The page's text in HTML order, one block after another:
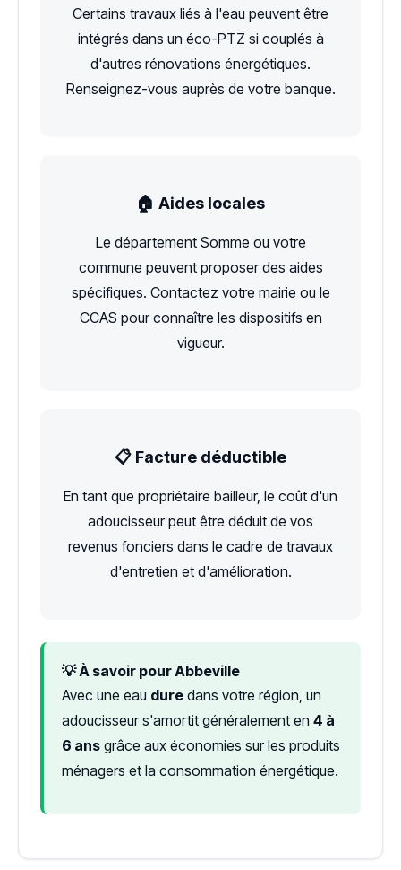
Certains travaux liés à l'eau peuvent être
intégrés dans un éco-PTZ si couplés à
d'autres rénovations énergétiques.
Renseignez-vous auprès de votre banque.
🏠 Aides locales
Le département Somme ou votre
commune peuvent proposer des aides
spécifiques. Contactez votre mairie ou le
CCAS pour connaître les dispositifs en
vigueur.
📋 Facture déductible
En tant que propriétaire bailleur, le coût d'un
adoucisseur peut être déduit de vos
revenus fonciers dans le cadre de travaux
d'entretien et d'amélioration.
💡 À savoir pour Abbeville
Avec une eau dure dans votre région, un
adoucisseur s'amortit généralement en 4 à
6 ans grâce aux économies sur les produits
ménagers et la consommation énergétique.